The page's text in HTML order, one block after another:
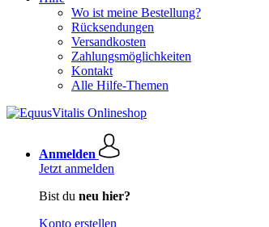
Wo ist meine Bestellung?
Rücksendungen
Versandkosten
Zahlungsmöglichkeiten
Kontakt
Alle Hilfe-Themen
Anmelden
Jetzt anmelden
Bist du neu hier?
Konto erstellen